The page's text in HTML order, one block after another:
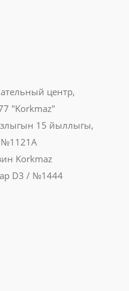
центр,
"Korkmaz"
15 йыллыгы,
Korkmaz
D3 / №1444